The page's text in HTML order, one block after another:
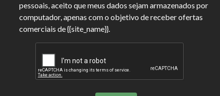
pessoais, aceito que meus dados sejam armazenados por
computador, apenas com o objetivo de receber ofertas
comerciais de {{site_name}}.